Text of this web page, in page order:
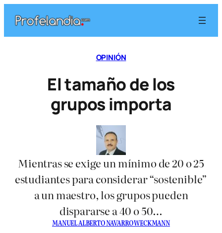
contenido
OPINIÓN
El tamaño de los
grupos importa
Mientras se exige un mínimo de 20 o 25
estudiantes para considerar “sostenible”
a un maestro, los grupos pueden
dispararse a 40 o 50…
MANUEL ALBERTO NAVARRO WECKMANN